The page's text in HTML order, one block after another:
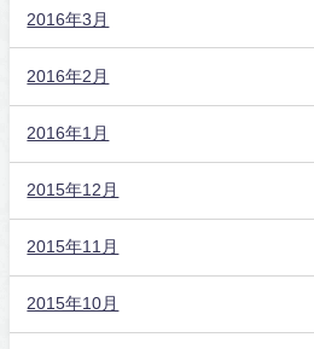
2016年3月
2016年2月
2016年1月
2015年12月
2015年11月
2015年10月